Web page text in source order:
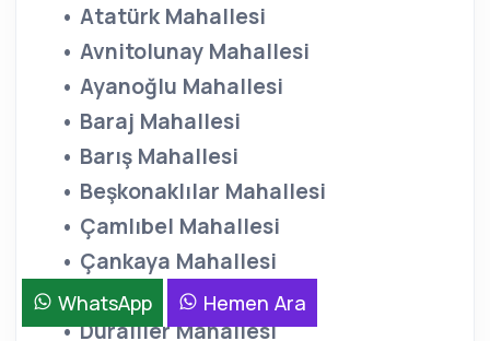
• Atatürk Mahallesi
• Avnitolunay Mahallesi
• Ayanoğlu Mahallesi
• Baraj Mahallesi
• Barış Mahallesi
• Beşkonaklılar Mahallesi
• Çamlıbel Mahallesi
• Çankaya Mahallesi
• Demirel Mahallesi
• Duraliler Mahallesi
WhatsApp Hemen Ara